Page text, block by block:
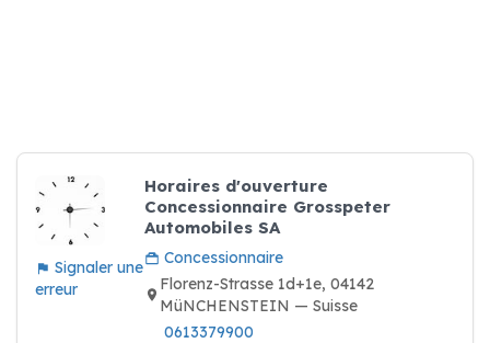
Signaler une
erreur
Horaires d'ouverture
Concessionnaire Grosspeter
Automobiles SA
Concessionnaire
Florenz-Strasse 1d+1e, 04142
MüNCHENSTEIN — Suisse
0613379900